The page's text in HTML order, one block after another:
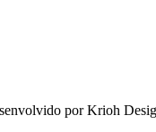
por Krioh